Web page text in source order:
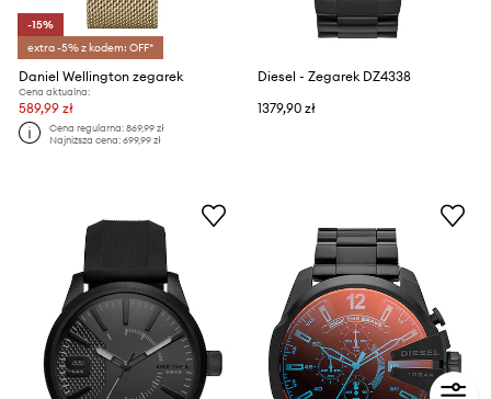
-15%
extra -5% z kodem: OFF*
Daniel Wellington zegarek
Cena aktualna:
589,99 zł
Cena regularna:869,99 zł
Najniższa cena:699,99 zł
Diesel - Zegarek DZ4338
1379,90 zł